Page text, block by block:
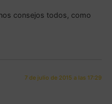
consejos todos, como
7 de julio de 2015 a las 17:29